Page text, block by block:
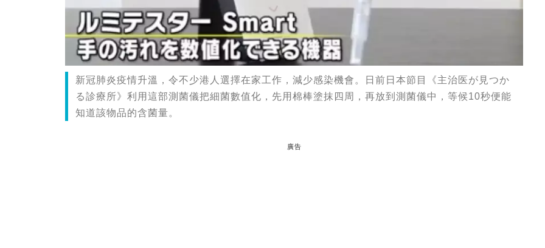
新冠肺炎疫情升溫，令不少港人選擇在家工作，減少感染機會。日前日本節目《主治医が見つか
る診療所》利用這部測菌儀把細菌數值化，先用棉棒塗抹四周，再放到測菌儀中，等候10秒便能
知道該物品的含菌量。
廣告